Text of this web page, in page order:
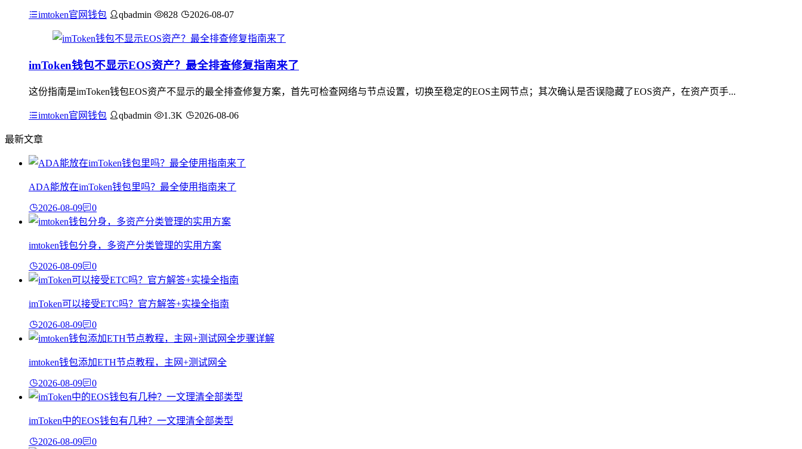
imtoken官网钱包 qbadmin 828 2026-08-07
imToken钱包不显示EOS资产？最全排查修复指南来了
这份指南是imToken钱包EOS资产不显示的最全排查修复方案，首先可检查网络与节点设置，切换至稳定的EOS主网节点；其次确认是否误隐藏了EOS资产，在资产页手...
imtoken官网钱包 qbadmin 1.3K 2026-08-06
最新文章
ADA能放在imToken钱包里吗？最全使用指南来了
2026-08-09 0
imtoken钱包分身，多资产分类管理的实用方案
2026-08-09 0
imToken可以接受ETC吗？官方解答+实操全指南
2026-08-09 0
imtoken钱包添加ETH节点教程，主网+测试网全
2026-08-09 0
imToken中的EOS钱包有几种？一文理清全部类型
2026-08-09 0